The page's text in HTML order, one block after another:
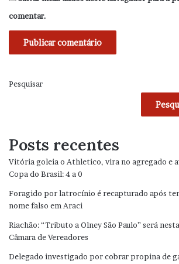
comentar.
Pesquisar
Posts recentes
Vitória goleia o Athletico, vira no agregado e
Copa do Brasil: 4 a 0
Foragido por latrocínio é recapturado após
nome falso em Araci
Riachão: “Tributo a Olney São Paulo” será
Câmara de Vereadores
Delegado investigado por cobrar propina de